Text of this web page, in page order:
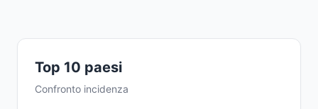
Top 10 paesi
Confronto incidenza